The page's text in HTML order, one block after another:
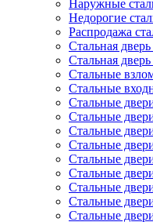
Наружные
Недорогие
Распродажа
Стальная
Стальная
Стальные
Стальные
Стальные
Стальные
Стальные
Стальные
Стальные
Стальные
Стальные
Стальные
Стальные